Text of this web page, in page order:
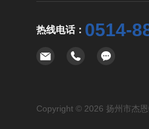
热线电话： 0514-
Copyright © 2026 扬州市杰